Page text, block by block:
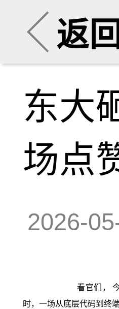
返回
东大
场点
2026-
看官们，
时，一场从底层代码到终